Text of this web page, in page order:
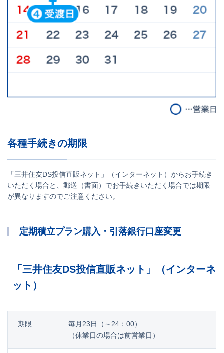
各種手続きの期限
「三井住友DS投信直販ネット」（インターネット）からお手続き
いただく場合と、郵送（書面）でお手続きいただく場合では期限
が異なりますのでご注意ください。
定期積立プラン購入・引落銀行口座変更
「三井住友DS投信直販ネット」（インターネ
ット）
期限
毎月23日（～24：00）
（休業日の場合は前営業日）